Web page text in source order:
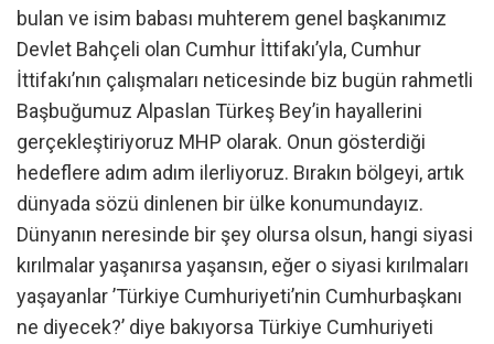
bulan ve isim babası muhterem genel başkanımız
Devlet Bahçeli olan Cumhur İttifakı’yla, Cumhur
İttifakı’nın çalışmaları neticesinde biz bugün rahmetli
Başbuğumuz Alpaslan Türkeş Bey’in hayallerini
gerçekleştiriyoruz MHP olarak. Onun gösterdiği
hedeflere adım adım ilerliyoruz. Bırakın bölgeyi, artık
dünyada sözü dinlenen bir ülke konumundayız.
Dünyanın neresinde bir şey olursa olsun, hangi siyasi
kırılmalar yaşanırsa yaşansın, eğer o siyasi kırılmaları
yaşayanlar ’Türkiye Cumhuriyeti’nin Cumhurbaşkanı
ne diyecek?’ diye bakıyorsa Türkiye Cumhuriyeti